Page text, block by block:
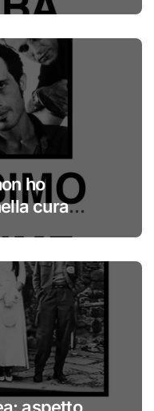
ho
cura